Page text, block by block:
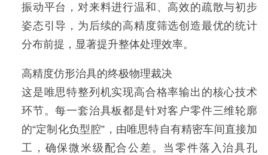
振动平台，对来料进行温和、高效的疏散与初步
姿态引导，为后续的高精度筛选创造最优的统计
分布前提，显著提升整体处理效率。
高精度仿形治具的终极物理裁决
这是唯思特整列机实现高合格率输出的核心技术
环节。每一套治具板都是针对客户零件三维轮廓
的“定制化负型腔”，由唯思特自有精密车间直接加
工，确保微米级配合公差。当零件落入治具孔